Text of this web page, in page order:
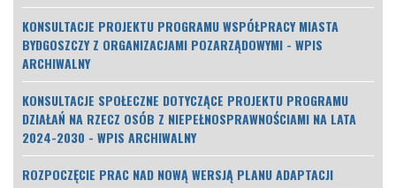
KONSULTACJE PROJEKTU PROGRAMU WSPÓŁPRACY MIASTA
BYDGOSZCZY Z ORGANIZACJAMI POZARZĄDOWYMI - WPIS
ARCHIWALNY
KONSULTACJE SPOŁECZNE DOTYCZĄCE PROJEKTU PROGRAMU
DZIAŁAŃ NA RZECZ OSÓB Z NIEPEŁNOSPRAWNOŚCIAMI NA LATA
2024-2030 - WPIS ARCHIWALNY
ROZPOCZĘCIE PRAC NAD NOWĄ WERSJĄ PLANU ADAPTACJI